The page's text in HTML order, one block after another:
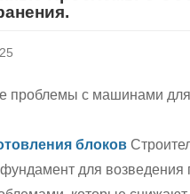
проблемы с машинами
блоков
для возведения